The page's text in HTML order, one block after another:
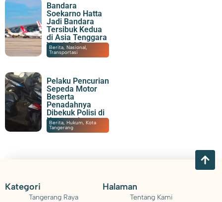
Bandara
Soekarno Hatta
Jadi Bandara
Tersibuk Kedua
di Asia Tenggara
Versi OAG
07/08/2026|19:23
Berita,Nasional,
Transportasi
Pelaku Pencurian
Sepeda Motor
Beserta
Penadahnya
Dibekuk Polisi di
Karawaci
07/08/2026|15:55
Berita,Hukum,Kota
Tangerang
Kategori
Tangerang Raya
Halaman
Tentang Kami